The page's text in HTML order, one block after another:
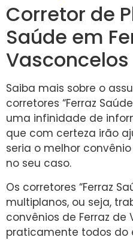
Corretor de
Saúde em
Vasconcelos
Saiba mais sobre o
corretores “Ferraz
uma infinidade de
que com certeza irão
seria o melhor
no seu caso.
Os corretores “Ferraz
multiplanos, ou seja,
convênios de Ferraz de
praticamente todos do